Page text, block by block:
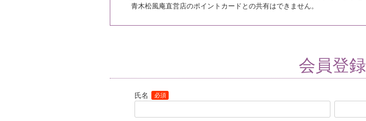
青木松風庵直営店のポイントカードとの共有はできません。
会員登録
氏名
(必須)